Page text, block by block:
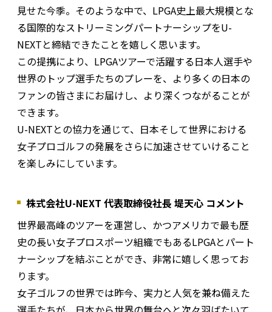
見せた今季。そのような中で、LPGA史上最大規模とな
る国際的なストリーミングパートナーシップをU-
NEXTと締結できたことを嬉しく思います。
この提携により、LPGAツアーで活躍する日本人選手や
世界のトップ選手たちのプレーを、より多くの日本の
ファンの皆さまにお届けし、より深くつながることが
できます。
U-NEXTとの協力を通じて、日本そして世界における
女子プロゴルフの発展をさらに加速させていけること
を楽しみにしています。
株式会社U-NEXT 代表取締役社長 堤天心 コメント
世界最高峰のツアーを運営し、かつアメリカで最も歴
史の長い女子プロスポーツ組織でもあるLPGAとパート
ナーシップを結ぶことができ、非常に嬉しく思ってお
ります。
女子ゴルフの世界では昨今、実力と人気を兼ね備えた